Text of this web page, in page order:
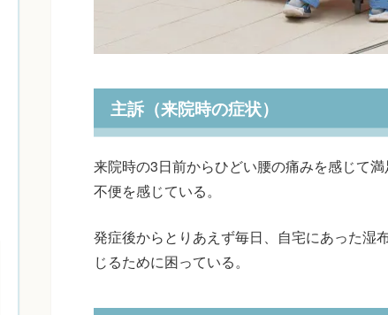
主訴（来院時の症状）
来院時の3日前からひどい腰の痛みを感じて
不便を感じている。
発症後からとりあえず毎日、自宅にあった湿
じるために困っている。